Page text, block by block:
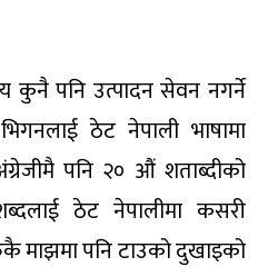
कुनै पनि उत्पादन सेवन नगर्ने
ठेट नेपाली भाषामा
पनि २० औं शताब्दीको
ठेट नेपालीमा कसरी
माझमा पनि टाउको दुखाइको